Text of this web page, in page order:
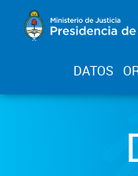
DATOS